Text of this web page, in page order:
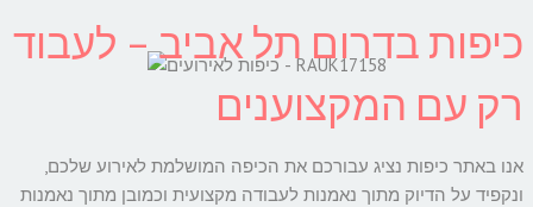
כיפות בדרום תל אביב – לעבוד
רק עם המקצוענים
אנו באתר כיפות נציג עבורכם את הכיפה המושלמת לאירוע שלכם,
ונקפיד על הדיוק מתוך נאמנות לעבודה מקצועית וכמובן מתוך נאמנות